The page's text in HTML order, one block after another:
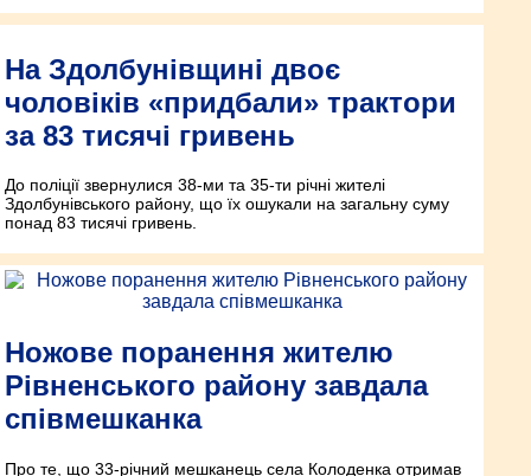
На Здолбунівщині двоє
чоловіків «придбали» трактори
за 83 тисячі гривень
До поліції звернулися 38-ми та 35-ти річні жителі
Здолбунівського району, що їх ошукали на загальну суму
понад 83 тисячі гривень.
Ножове поранення жителю
Рівненського району завдала
співмешканка
Про те, що 33-річний мешканець села Колоденка отримав